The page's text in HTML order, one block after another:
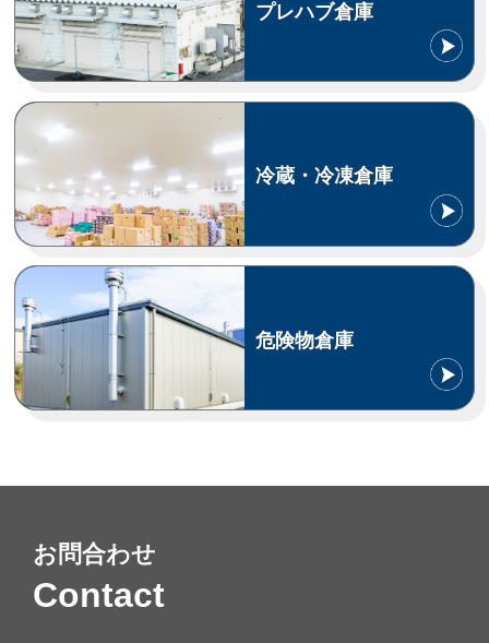
プレハブ倉庫
冷蔵・冷凍倉庫
危険物倉庫
お問合わせ
Contact